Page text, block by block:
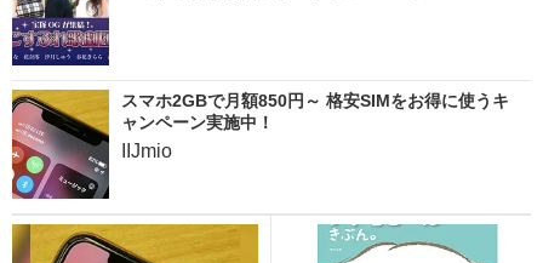
スマホ2GBで月額850円～ 格安SIMをお得に使うキ
ャンペーン実施中！
IIJmio